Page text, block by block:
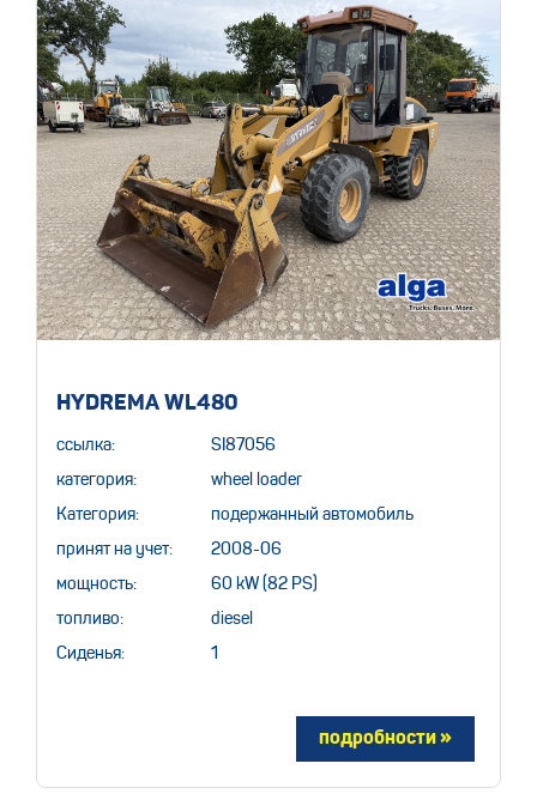
HYDREMA WL480
ссылка: SI87056
категория: wheel loader
Категория: подержанный автомобиль
принят на учет: 2008-06
мощность: 60 kW (82 PS)
топливо: diesel
Сиденья: 1